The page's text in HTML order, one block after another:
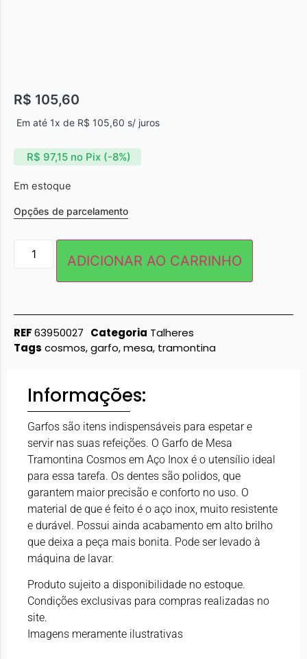
R$ 105,60
Em até 1x de R$ 105,60 s/ juros
R$ 97,15 no Pix (-8%)
Em estoque
Opções de parcelamento
ADICIONAR AO CARRINHO
REF63950027 Categoria Talheres
Tags cosmos,garfo,mesa, tramontina
Informações:
Garfos são itens indispensáveis para espetar e
servir nas suas refeições. O Garfo de Mesa
Tramontina Cosmos em Aço Inox é o utensílio ideal
para essa tarefa. Os dentes são polidos, que
garantem maior precisão e conforto no uso. O
material de que é feito é o aço inox, muito resistente
e durável. Possui ainda acabamento em alto brilho
que deixa a peça mais bonita. Pode ser levado à
máquina de lavar.
Produto sujeito a disponibilidade no estoque.
Condições exclusivas para compras realizadas no
site.
Imagens meramente ilustrativas